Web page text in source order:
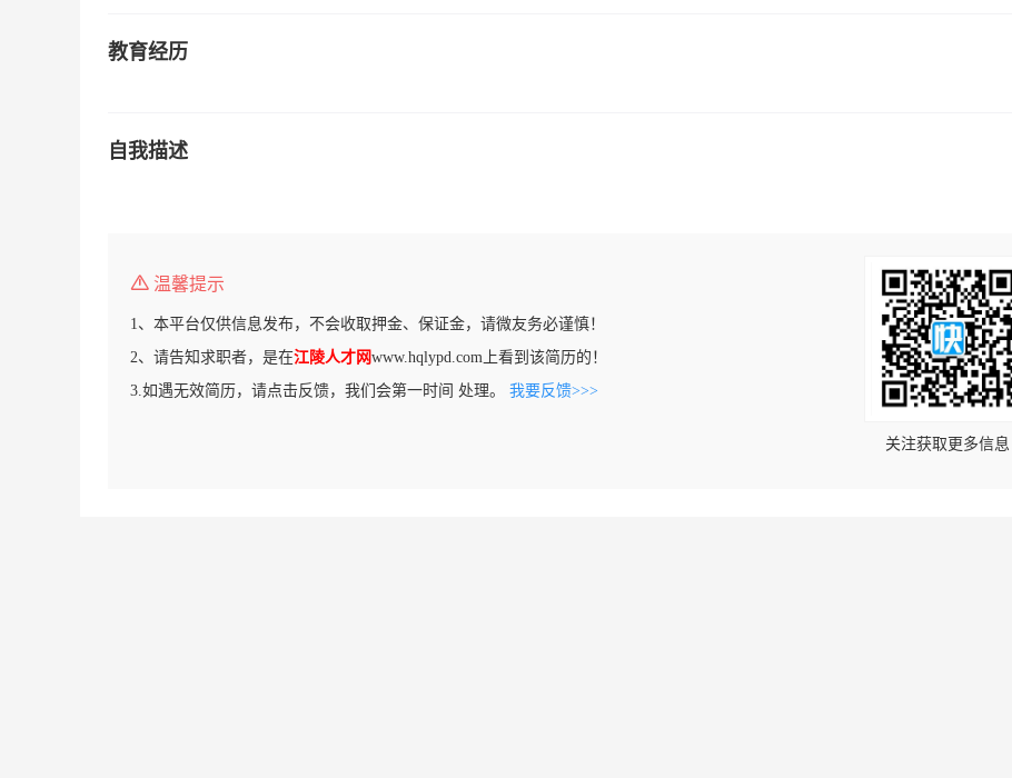
教育经历
自我描述
温馨提示
1、本平台仅供信息发布，不会收取押金、保证金，请微友务必谨慎！
2、请告知求职者，是在江陵人才网www.hqlypd.com上看到该简历的！
3.如遇无效简历，请点击反馈，我们会第一时间 处理。 我要反馈>>>
关注获取更多信息